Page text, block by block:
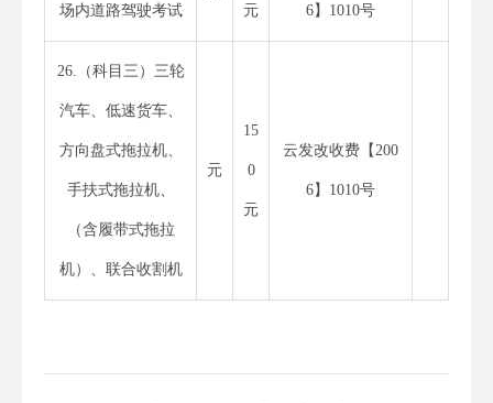
场内道路驾驶考试 元 6】1010号
26.（科目三）三轮
汽车、低速货车、
方向盘式拖拉机、
手扶式拖拉机、
（含履带式拖拉
机）、联合收割机
元
15
0
元
云发改收费【200
6】1010号